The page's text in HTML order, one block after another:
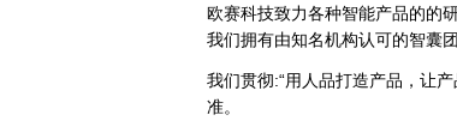
欧赛科技致力各种智能产品的的
我们拥有由知名机构认可的智囊团
我们贯彻:“用人品打造产品，让
准。